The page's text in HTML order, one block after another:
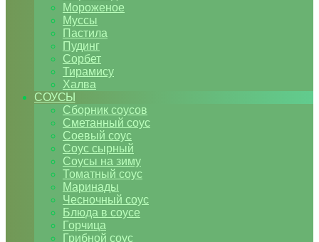
Мороженое
Муссы
Пастила
Пудинг
Сорбет
Тирамису
Халва
СОУСЫ
Сборник соусов
Сметанный соус
Соевый соус
Соус сырный
Соусы на зиму
Томатный соус
Маринады
Чесночный соус
Блюда в соусе
Горчица
Грибной соус